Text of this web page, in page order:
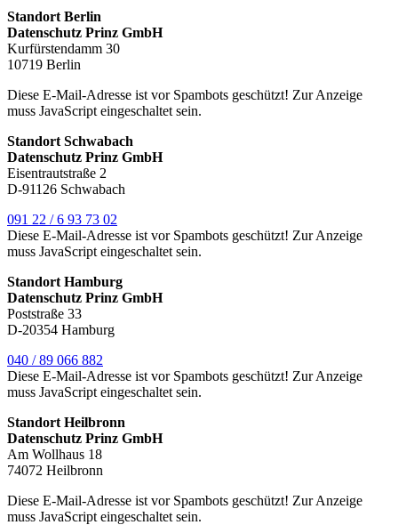
Standort Berlin
Datenschutz Prinz GmbH
Kurfürstendamm 30
10719 Berlin
Diese E-Mail-Adresse ist vor Spambots geschützt! Zur Anzeige
muss JavaScript eingeschaltet sein.
Standort Schwabach
Datenschutz Prinz GmbH
Eisentrautstraße 2
D-91126 Schwabach
091 22 / 6 93 73 02
Diese E-Mail-Adresse ist vor Spambots geschützt! Zur Anzeige
muss JavaScript eingeschaltet sein.
Standort Hamburg
Datenschutz Prinz GmbH
Poststraße 33
D-20354 Hamburg
040 / 89 066 882
Diese E-Mail-Adresse ist vor Spambots geschützt! Zur Anzeige
muss JavaScript eingeschaltet sein.
Standort Heilbronn
Datenschutz Prinz GmbH
Am Wollhaus 18
74072 Heilbronn
Diese E-Mail-Adresse ist vor Spambots geschützt! Zur Anzeige
muss JavaScript eingeschaltet sein.